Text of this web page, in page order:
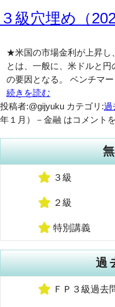
３級穴埋め（
★米国の市場金利が上昇し
とは、一般に、米ドルと
の要因となる。 ベンチマ
続きを読む
投稿者:@gijyuku カテゴリ:過
年１月）－金融 はコメント
３級
２級
特別講義
過
ＦＰ３級過去